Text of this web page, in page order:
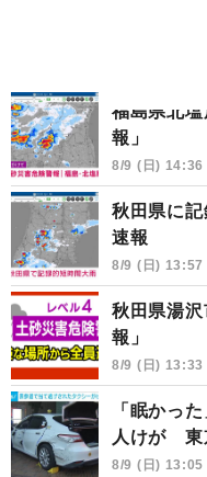
福島県北
報」
8/9 (日) 14:36
秋田県に
速報
8/9 (日) 13:57
秋田県湯
報」
8/9 (日) 13:33
「眠かっ
人けが 東
8/9 (日) 13:05